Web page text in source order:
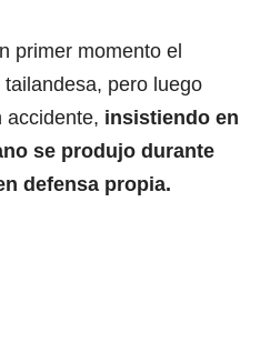
primer momento el
pero luego
accidente, insistiendo en
se produjo durante
defensa propia.